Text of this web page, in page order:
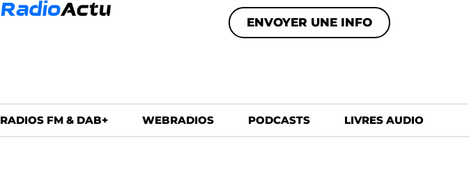
ENVOYER UNE INFO
RADIOS FM & DAB+ WEBRADIOS PODCASTS LIVRES AUDIO